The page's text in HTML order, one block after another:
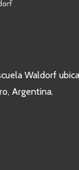
Waldorf
Argentina.